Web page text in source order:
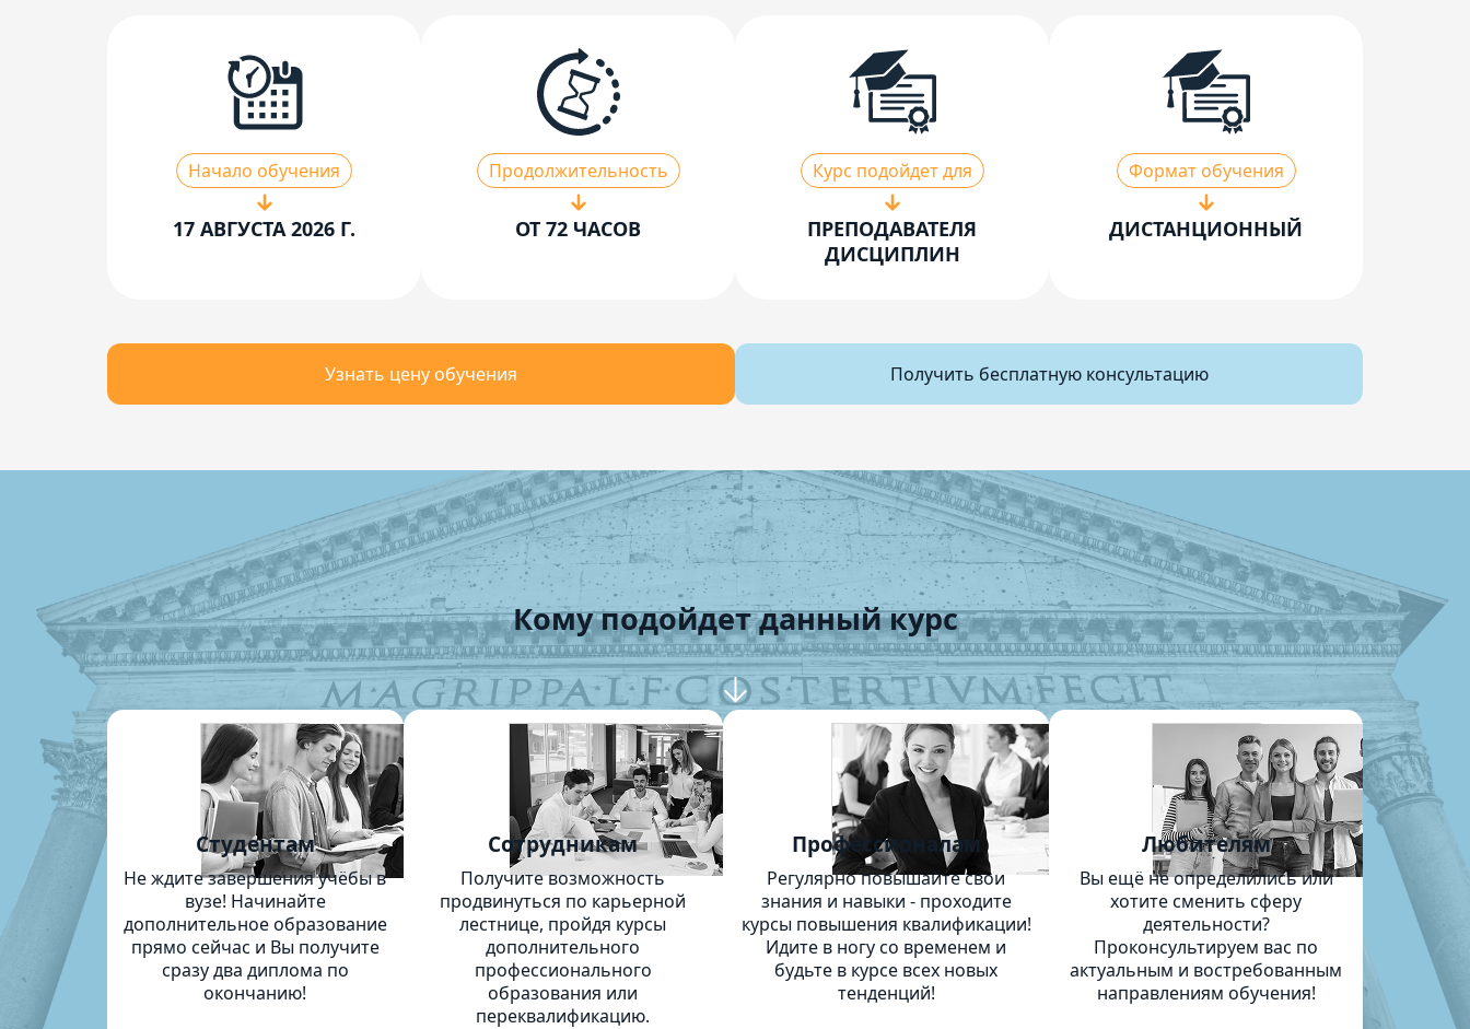
Начало обучения
17 АВГУСТА 2026 Г.
Продолжительность
ОТ 72 ЧАСОВ
Курс подойдет для
ПРЕПОДАВАТЕЛЯ
ДИСЦИПЛИН
Формат обучения
ДИСТАНЦИОННЫЙ
Узнать цену обучения Получить бесплатную консультацию
Кому подойдет данный курс
Студентам
Не ждите завершения учёбы в
вузе! Начинайте
дополнительное образование
прямо сейчас и Вы получите
сразу два диплома по
окончанию!
Сотрудникам
Получите возможность
продвинуться по карьерной
лестнице, пройдя курсы
дополнительного
профессионального
образования или
переквалификацию.
Профессионалам
Регулярно повышайте свои
знания и навыки - проходите
курсы повышения квалификации!
Идите в ногу со временем и
будьте в курсе всех новых
тенденций!
Любителям
Вы ещё не определились или
хотите сменить сферу
деятельности?
Проконсультируем вас по
актуальным и востребованным
направлениям обучения!